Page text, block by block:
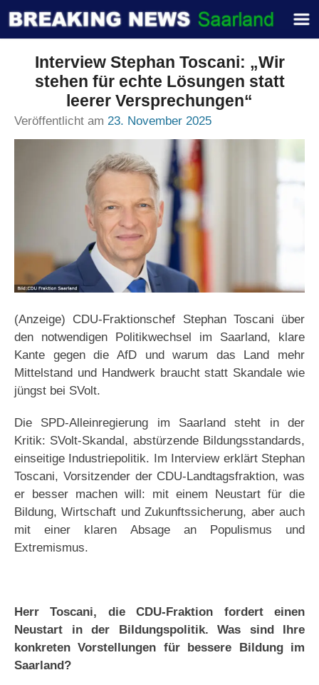
Interview Stephan Toscani: „Wir
stehen für echte Lösungen statt
leerer Versprechungen“
Veröffentlicht am 23. November 2025
(Anzeige) CDU-Fraktionschef Stephan Toscani über
den notwendigen Politikwechsel im Saarland, klare
Kante gegen die AfD und warum das Land mehr
Mittelstand und Handwerk braucht statt Skandale wie
jüngst bei SVolt.
Die SPD-Alleinregierung im Saarland steht in der
Kritik: SVolt-Skandal, abstürzende Bildungsstandards,
einseitige Industriepolitik. Im Interview erklärt Stephan
Toscani, Vorsitzender der CDU-Landtagsfraktion, was
er besser machen will: mit einem Neustart für die
Bildung, Wirtschaft und Zukunftssicherung, aber auch
mit einer klaren Absage an Populismus und
Extremismus.
Herr Toscani, die CDU-Fraktion fordert einen
Neustart in der Bildungspolitik. Was sind Ihre
konkreten Vorstellungen für bessere Bildung im
Saarland?